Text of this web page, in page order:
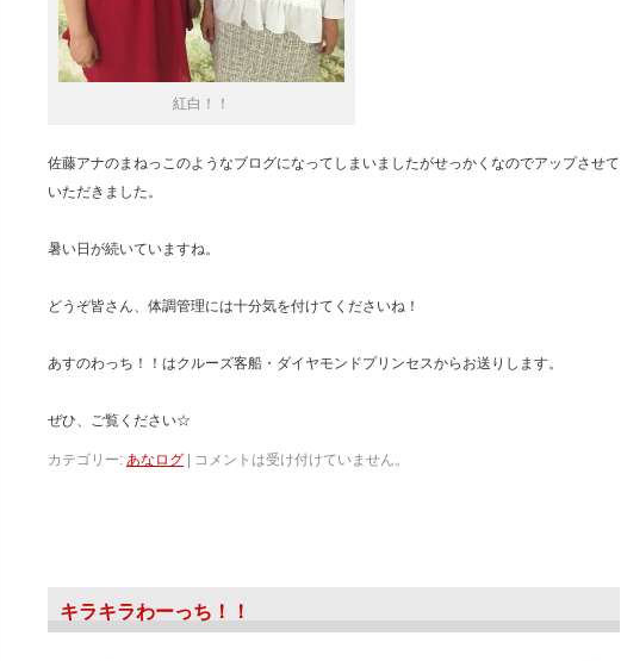
紅白！！
佐藤アナのまねっこのようなブログになってしまいましたがせっかくなのでアップさせて
いただきました。
暑い日が続いていますね。
どうぞ皆さん、体調管理には十分気を付けてくださいね！
あすのわっち！！はクルーズ客船・ダイヤモンドプリンセスからお送りします。
ぜひ、ご覧ください☆
カテゴリー: あなログ コメントは受け付けていません。
キラキラわーっち！！